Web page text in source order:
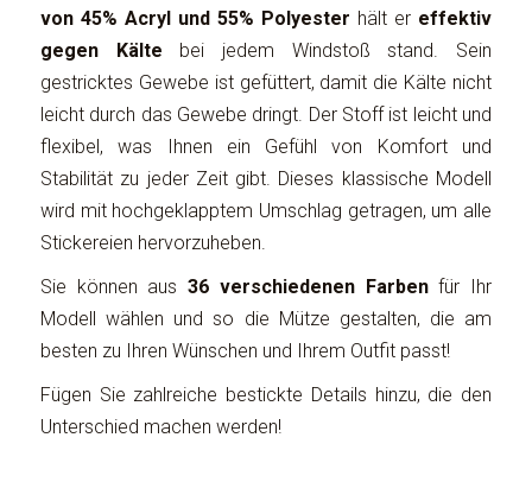
von 45% Acryl und 55% Polyester hält er effektiv
gegen Kälte bei jedem Windstoß stand. Sein
gestricktes Gewebe ist gefüttert, damit die Kälte nicht
leicht durch das Gewebe dringt. Der Stoff ist leicht und
flexibel, was Ihnen ein Gefühl von Komfort und
Stabilität zu jeder Zeit gibt. Dieses klassische Modell
wird mit hochgeklapptem Umschlag getragen, um alle
Stickereien hervorzuheben.
Sie können aus36 verschiedenen Farbenfür Ihr
Modell wählen und so die Mütze gestalten, die am
besten zu Ihren Wünschen und Ihrem Outfit passt!
Fügen Sie zahlreiche bestickte Details hinzu, die den
Unterschied machen werden!